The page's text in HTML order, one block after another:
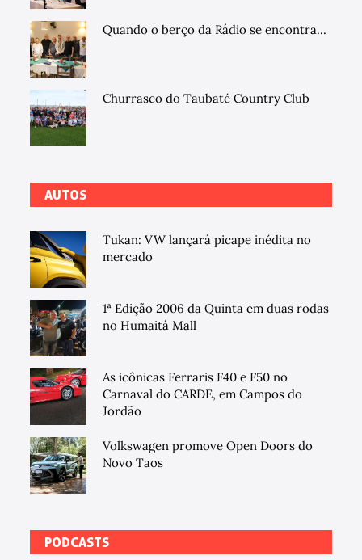
Quando o berço da Rádio se encontra...
Churrasco do Taubaté Country Club
AUTOS
Tukan: VW lançará picape inédita no
mercado
1ª Edição 2006 da Quinta em duas rodas
no Humaitá Mall
As icônicas Ferraris F40 e F50 no
Carnaval do CARDE, em Campos do
Jordão
Volkswagen promove Open Doors do
Novo Taos
PODCASTS